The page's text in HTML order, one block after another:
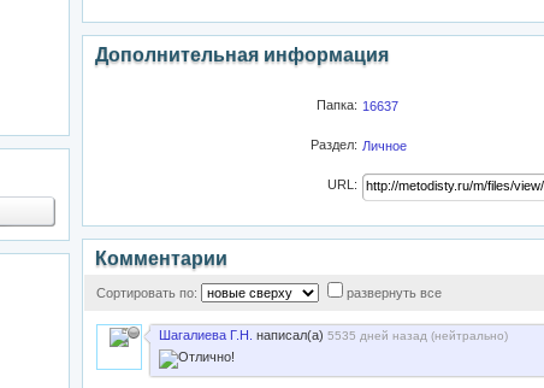
Дополнительная информация
Папка: 16637
Раздел: Личное
URL:
Комментарии
Сортировать по: развернуть все
Шагалиева Г.Н. написал(а) 5535 дней назад (нейтрально)